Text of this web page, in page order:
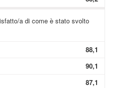
a di come è stato svolto
88,1
90,1
87,1